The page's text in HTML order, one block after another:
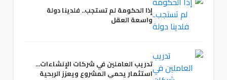
إذا الحكومة لم تستجب.. فلدينا دولة
واسعة العقل
تدريب العاملين في شركات الإنشاءات...
استثمار يحمي المشروع ويعزز الربحية